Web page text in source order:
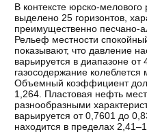
В контексте юрско-
выделено 25 горизонтов,
преимущественно песчано-
Рельеф местности
показывают, что давление
варьируется в диапазоне
газосодержание
Объемный коэффициент
1,264. Пластовая нефть
разнообразными
варьируется от 0,7601 до
находится в пределах